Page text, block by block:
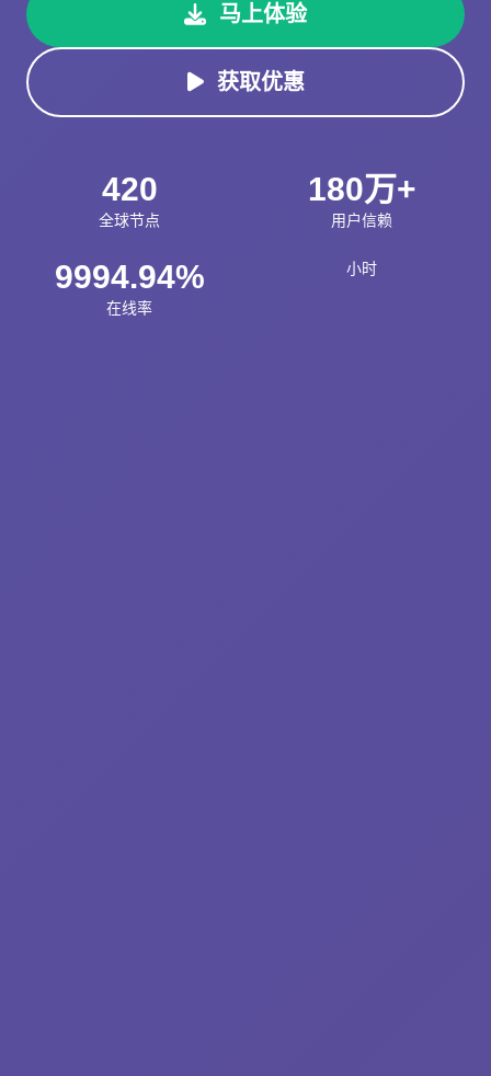
马上体验
获取优惠
420
全球节点
180万+
用户信赖
9994.94%
在线率
小时